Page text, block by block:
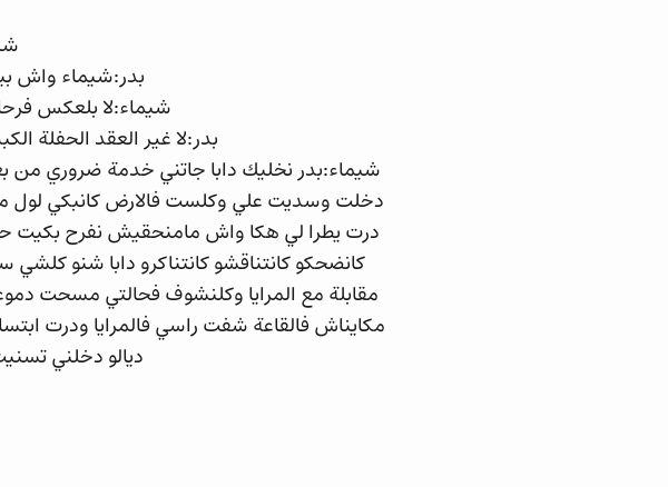
بدر:شيماء واش
شيماء:لا بلعكس
بدر:لا غير العقد الحفلة
شيماء:بدر نخليك دابا جاتني خدمة ضروري
دخلت وسديت علي وكلست فالارض كانبكي لول
درت يطرا لي هكا واش مامنحقيش نفرح بكيت
كانضحكو كانتناقشو كانتناكرو دابا شنو
مقابلة مع المرايا وكلنشوف فحالتي مسحت
مكايناش فالقاعة شفت راسي فالمرايا ودرت
ديالو دخلني